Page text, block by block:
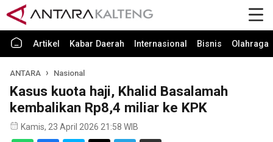
Artikel Kabar Daerah Internasional Bisnis Olahraga
ANTARA Nasional
Kasus kuota haji, Khalid Basalamah
kembalikan Rp8,4 miliar ke KPK
Kamis, 23 April 2026 21:58 WIB